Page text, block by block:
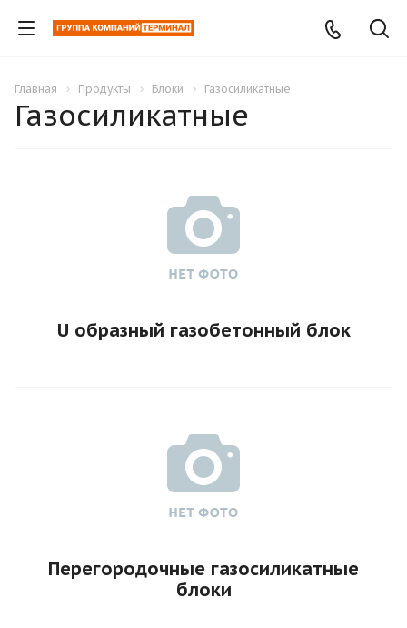
Главная Продукты Блоки Газосиликатные
Газосиликатные
U образный газобетонный блок
Перегородочные газосиликатные
блоки